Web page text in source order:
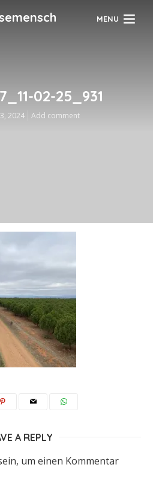
MENU
02-25_931
2024 Add comment
A REPLY
um einen Kommentar